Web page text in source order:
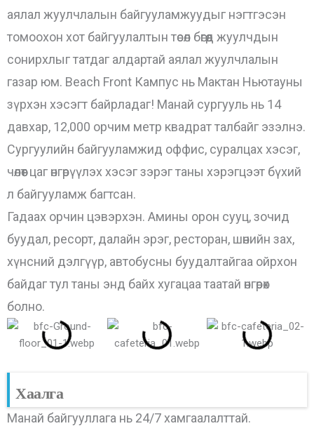
аялал жуулчлалын байгууламжуудыг нэгтгэсэн
томоохон хот байгуулалтын төсөл бөгөөд жуулчдын
сонирхлыг татдаг алдартай аялал жуулчлалын
газар юм. Beach Front Кампус нь Мактан Ньютауны
зүрхэн хэсэгт байрладаг! Манай сургууль нь 14
давхар, 12,000 орчим метр квадрат талбайг эзэлнэ.
Сургуулийн байгууламжид оффис, суралцах хэсэг,
чөлөөт цаг өнгөрүүлэх хэсэг зэрэг таны хэрэгцээт бүхий
л байгууламж багтсан.
Гадаах орчин цэвэрхэн. Амины орон сууц, зочид
буудал, ресорт, далайн эрэг, ресторан, шөнийн зах,
хүнсний дэлгүүр, автобусны буудалтайгаа ойрхон
байдаг тул таны энд байх хугацаа таатай өнгөрөх
болно.
Хаалга
Манай байгууллага нь 24/7 хамгаалалттай.